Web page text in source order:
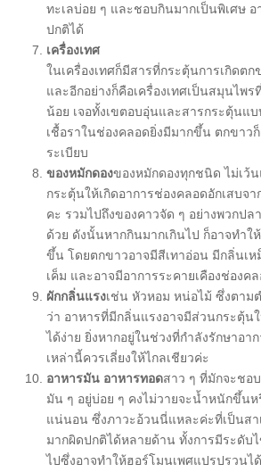
ทะเลบ่อย ๆ และชอบกินมากเป็นพิเศษ
ปกติได้
เครื่องเทศ
ในเครื่องเทศก็มีสารที่กระตุ้นการเกิดต
และอีกอย่างก็คือเครื่องเทศเป็นสมุนไพ
น้อย เจอทั้งเขตอบอุ่นและสารกระตุ้นแ
เชื้อราในช่องคลอดยิ่งมีมากขึ้น ตกขาวก็
ระเบียบ
ของหมักดองของหมักดองทุกชนิด ไม่เว้
กระตุ้นให้เกิดอาการช่องคลอดอักเสบจา
คะ รวมไปถึงของคาวจัด ๆ อย่างพวกปล
ด้วย ดังนั้นหากกินมากเกินไป ก็อาจทำใ
ขึ้น โดยตกขาวอาจมีสีเทาอ่อน มีกลิ่นเ
เค็ม และอาจมีอาการระคายเคืองช่องค
ผักกลิ่นแรงเช่น หัวหอม หน่อไม้ ซึ่งตาม
ว่า อาหารที่มีกลิ่นแรงอาจมีส่วนกระตุ้น
ได้ง่าย ยิ่งหากอยู่ในช่วงที่กำลังรักษาอา
เหล่านี้ควรเลี่ยงให้ไกลเชียวค่ะ
อาหารมัน อาหารทอดสาว ๆ ที่มักจะชอ
มัน ๆ อยู่บ่อย ๆ คงไม่วายจะน้ำหนักขึ้นห
แน่นอน ซึ่งภาวะอ้วนนี่แหละค่ะที่เป็นสา
มากผิดปกติได้หลายด้าน ทั้งการมีระดับ
ไปซึ่งอาจทำให้ฮอร์โมนเพศแปรปรวนไ